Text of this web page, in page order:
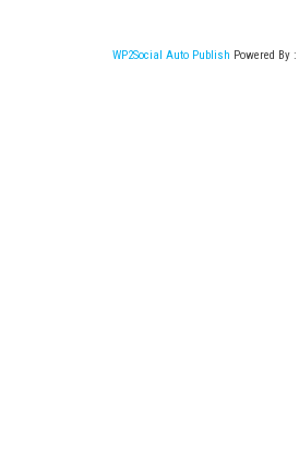
WP2Social Auto Publish Powered By :